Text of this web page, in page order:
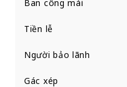
Ban công mái
Tiền lễ
Người bảo lãnh
Gác xép